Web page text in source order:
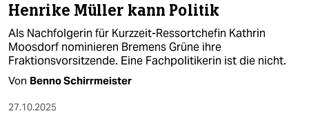
Henrike Müller kann Politik
Als Nachfolgerin für Kurzzeit-Ressortchefin Kathrin
Moosdorf nominieren Bremens Grüne ihre
Fraktionsvorsitzende. Eine Fachpolitikerin ist die nicht.
Von Benno Schirrmeister
27.10.2025